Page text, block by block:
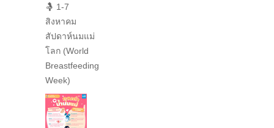
🤱 1-7
สิงหาคม
สัปดาห์นมแม่
โลก (World
Breastfeeding
Week)